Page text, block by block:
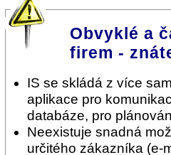
Obvyklé a
firem -
IS se skládá z více
aplikace pro
databáze, pro
Neexistuje snadná
určitého zákazníka (e-